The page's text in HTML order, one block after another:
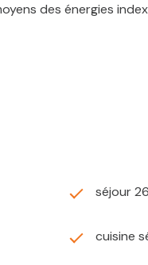
des énergies
séjour
cuisine